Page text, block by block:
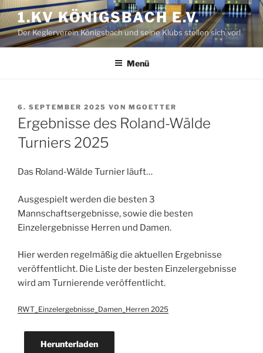
Zum
Inhalt
springen
1.KV KÖNIGSBACH E.V.
Der Keglerverein Königsbach und seine Klubs stellen sich vor!
Menü
VERÖFFENTLICHT
AM
6. SEPTEMBER 2025 VON MGOETTER
Ergebnisse des Roland-Wälde
Turniers 2025
Das Roland-Wälde Turnier läuft…
Ausgespielt werden die besten 3
Mannschaftsergebnisse, sowie die besten
Einzelergebnisse Herren und Damen.
Hier werden regelmäßig die aktuellen Ergebnisse
veröffentlicht. Die Liste der besten Einzelergebnisse
wird am Turnierende veröffentlicht.
RWT_Einzelergebnisse_Damen_Herren 2025
Herunterladen